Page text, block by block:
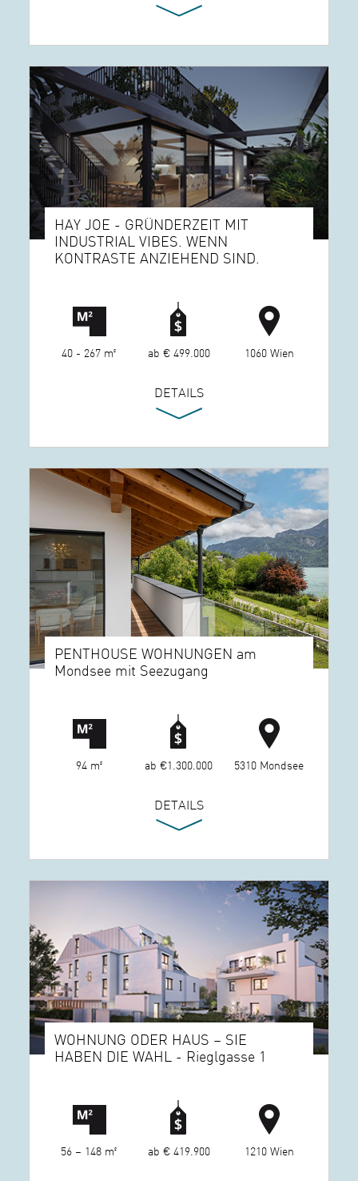
HAY JOE - GRÜNDERZEIT MIT
INDUSTRIAL VIBES. WENN
KONTRASTE ANZIEHEND SIND.
40 - 267 m² ab € 499.000 1060 Wien
DETAILS
PENTHOUSE WOHNUNGEN am
Mondsee mit Seezugang
94 m² ab €1.300.000 5310 Mondsee
DETAILS
WOHNUNG ODER HAUS – SIE
HABEN DIE WAHL - Rieglgasse 1
56 – 148 m² ab € 419.900 1210 Wien